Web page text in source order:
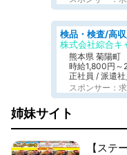
株式会社綜合キ
熊本県 菊陽町
時給1,800円～
正社員 / 派遣社
スポンサー：
姉妹サイト
【ステ